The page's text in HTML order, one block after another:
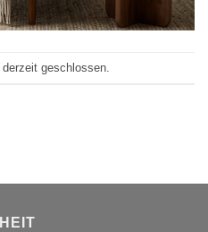
geschlossen.